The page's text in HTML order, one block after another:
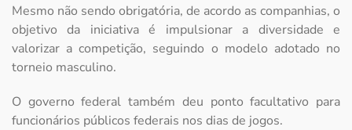
Mesmo não sendo obrigatória, de acordo as companhias, o
objetivo da iniciativa é impulsionar a diversidade e
valorizar a competição, seguindo o modelo adotado no
torneio masculino.
O governo federal também deu ponto facultativo para
funcionários públicos federais nos dias de jogos.